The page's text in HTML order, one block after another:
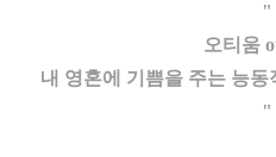
"
오티움
내 영혼에 기쁨을 주는 능
"